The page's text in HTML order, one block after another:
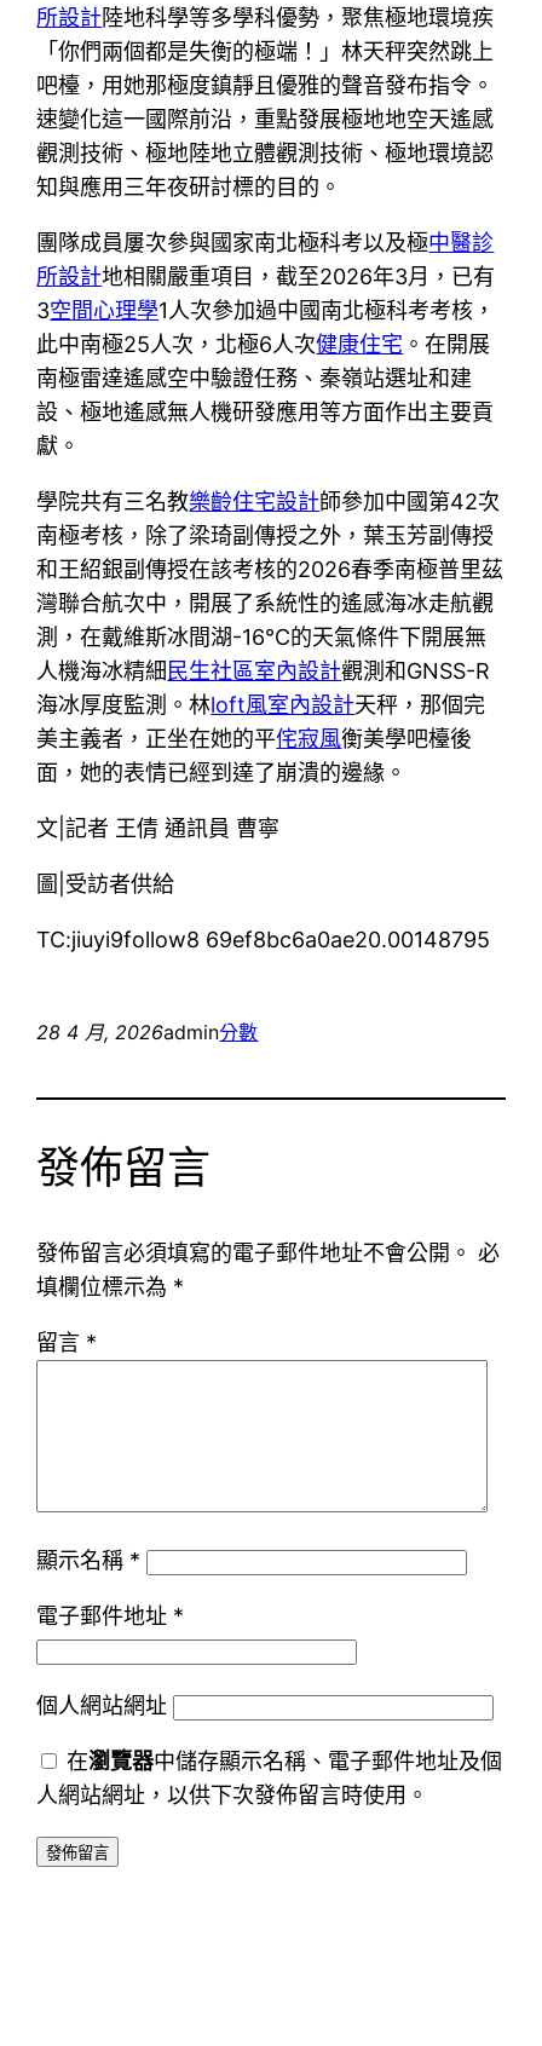
所設計陸地科學等多學科優勢，聚焦極地環境疾
「你們兩個都是失衡的極端！」林天秤突然跳上
吧檯，用她那極度鎮靜且優雅的聲音發布指令。
速變化這一國際前沿，重點發展極地地空天遙感
觀測技術、極地陸地立體觀測技術、極地環境認
知與應用三年夜研討標的目的。
團隊成員屢次參與國家南北極科考以及極中醫診
所設計地相關嚴重項目，截至2026年3月，已有
3空間心理學1人次參加過中國南北極科考考核，
此中南極25人次，北極6人次健康住宅 。在開展
南極雷達遙感空中驗證任務、秦嶺站選址和建
設、極地遙感無人機研發應用等方面作出主要貢
獻。
學院共有三名教樂齡住宅設計師參加中國第42次
南極考核，除了梁琦副傳授之外，葉玉芳副傳授
和王紹銀副傳授在該考核的2026春季南極普里茲
灣聯合航次中，開展了系統性的遙感海冰走航觀
測，在戴維斯冰間湖-16℃的天氣條件下開展無
人機海冰精細 民生社區室內設計觀測和GNSS-R
海冰厚度監測。林loft風室內設計天秤，那個完
美主義者，正坐在她的平侘寂風衡美學吧檯後
面，她的表情已經到達了崩潰的邊緣。
文|記者 王倩 通訊員 曹寧
圖|受訪者供給
TC:jiuyi9follow8 69ef8bc6a0ae20.00148795
28 4 月, 2026admin分數
發佈留言
發佈留言必須填寫的電子郵件地址不會公開。 必
填欄位標示為 *
留言 *
顯示名稱 *
電子郵件地址 *
個人網站網址
在瀏覽器中儲存顯示名稱、電子郵件地址及個
人網站網址，以供下次發佈留言時使用。